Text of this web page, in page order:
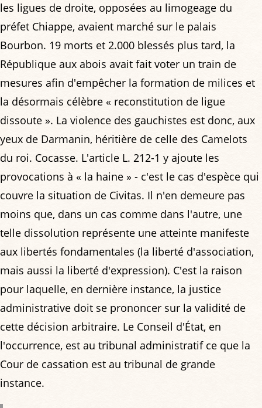
les ligues de droite, opposées au limogeage du
préfet Chiappe, avaient marché sur le palais
Bourbon. 19 morts et 2.000 blessés plus tard, la
République aux abois avait fait voter un train de
mesures afin d'empêcher la formation de milices et
la désormais célèbre « reconstitution de ligue
dissoute ». La violence des gauchistes est donc, aux
yeux de Darmanin, héritière de celle des Camelots
du roi. Cocasse. L'article L. 212-1 y ajoute les
provocations à « la haine » - c'est le cas d'espèce qui
couvre la situation de Civitas. Il n'en demeure pas
moins que, dans un cas comme dans l'autre, une
telle dissolution représente une atteinte manifeste
aux libertés fondamentales (la liberté d'association,
mais aussi la liberté d'expression). C'est la raison
pour laquelle, en dernière instance, la justice
administrative doit se prononcer sur la validité de
cette décision arbitraire. Le Conseil d'État, en
l'occurrence, est au tribunal administratif ce que la
Cour de cassation est au tribunal de grande
instance.